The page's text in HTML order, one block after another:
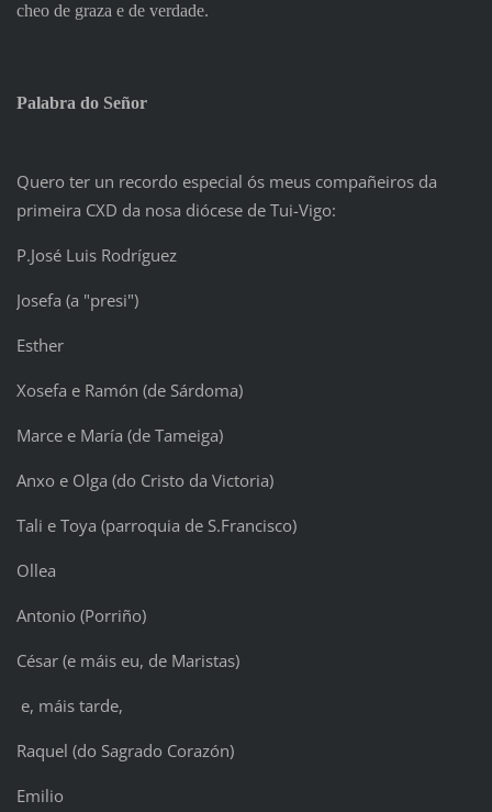
cheo de graza e de verdade.
Palabra do Señor
Quero ter un recordo especial ós meus compañeiros da
primeira CXD da nosa diócese de Tui-Vigo:
P.José Luis Rodríguez
Josefa (a "presi")
Esther
Xosefa e Ramón (de Sárdoma)
Marce e María (de Tameiga)
Anxo e Olga (do Cristo da Victoria)
Tali e Toya (parroquia de S.Francisco)
Ollea
Antonio (Porriño)
César (e máis eu, de Maristas)
e, máis tarde,
Raquel (do Sagrado Corazón)
Emilio